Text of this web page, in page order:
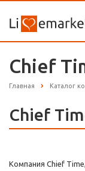
Chief
Главная Каталог
Chief
Компания Chief